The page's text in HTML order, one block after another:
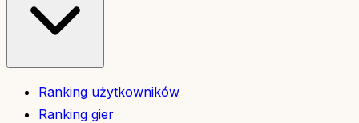
Ranking użytkowników
Ranking gier